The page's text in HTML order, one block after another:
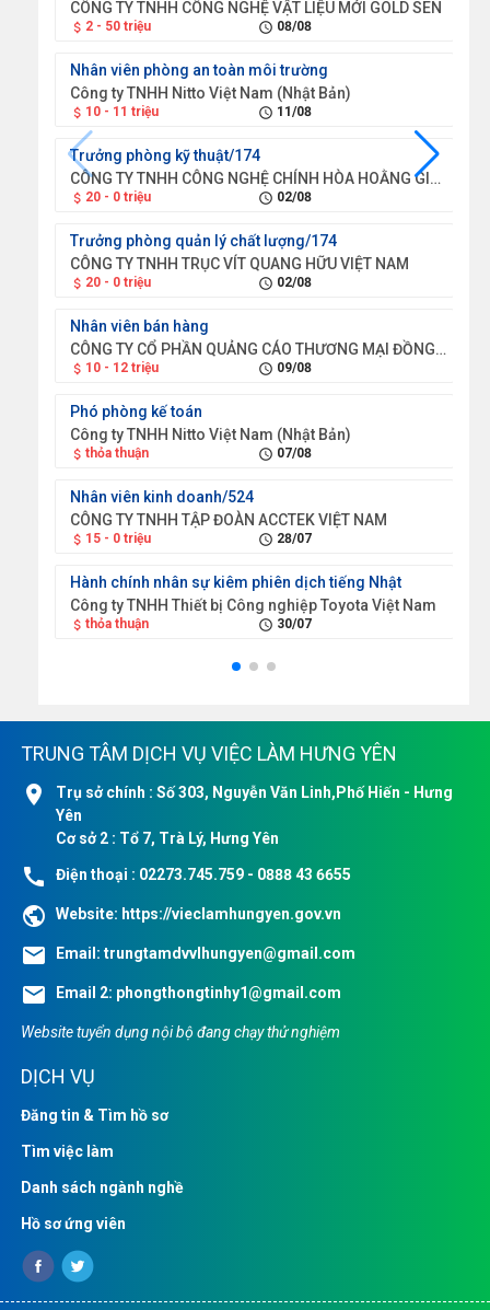
CÔNG TY TNHH CÔNG NGHỆ VẬT LIỆU MỚI GOLD SEN
attach_money 2 - 50 triệu schedule 08/08
Nhân viên phòng an toàn môi trường
Công ty TNHH Nitto Việt Nam (Nhật Bản)
attach_money 10 - 11 triệu schedule 11/08
Trưởng phòng kỹ thuật/174
CÔNG TY TNHH CÔNG NGHỆ CHÍNH HÒA HOẰNG GIAI VIỆT NAM
attach_money 20 - 0 triệu schedule 02/08
Trưởng phòng quản lý chất lượng/174
CÔNG TY TNHH TRỤC VÍT QUANG HỮU VIỆT NAM
attach_money 20 - 0 triệu schedule 02/08
Nhân viên bán hàng
CÔNG TY CỔ PHẦN QUẢNG CÁO THƯƠNG MẠI ĐỒNG XANH
attach_money 10 - 12 triệu schedule 09/08
Phó phòng kế toán
Công ty TNHH Nitto Việt Nam (Nhật Bản)
attach_money thỏa thuận schedule 07/08
Nhân viên kinh doanh/524
CÔNG TY TNHH TẬP ĐOÀN ACCTEK VIỆT NAM
attach_money 15 - 0 triệu schedule 28/07
Hành chính nhân sự kiêm phiên dịch tiếng Nhật
Công ty TNHH Thiết bị Công nghiệp Toyota Việt Nam
attach_money thỏa thuận schedule 30/07
TRUNG TÂM DỊCH VỤ VIỆC LÀM HƯNG YÊN
location_on
Trụ sở chính : Số 303, Nguyễn Văn Linh,Phố Hiến - Hưng
Yên
Cơ sở 2 : Tổ 7, Trà Lý, Hưng Yên
call Điện thoại : 02273.745.759 - 0888 43 6655
public Website: https://vieclamhungyen.gov.vn
email Email: trungtamdvvlhungyen@gmail.com
email Email 2: phongthongtinhy1@gmail.com
Website tuyển dụng nội bộ đang chạy thử nghiệm
DỊCH VỤ
Đăng tin & Tìm hồ sơ
Tìm việc làm
Danh sách ngành nghề
Hồ sơ ứng viên